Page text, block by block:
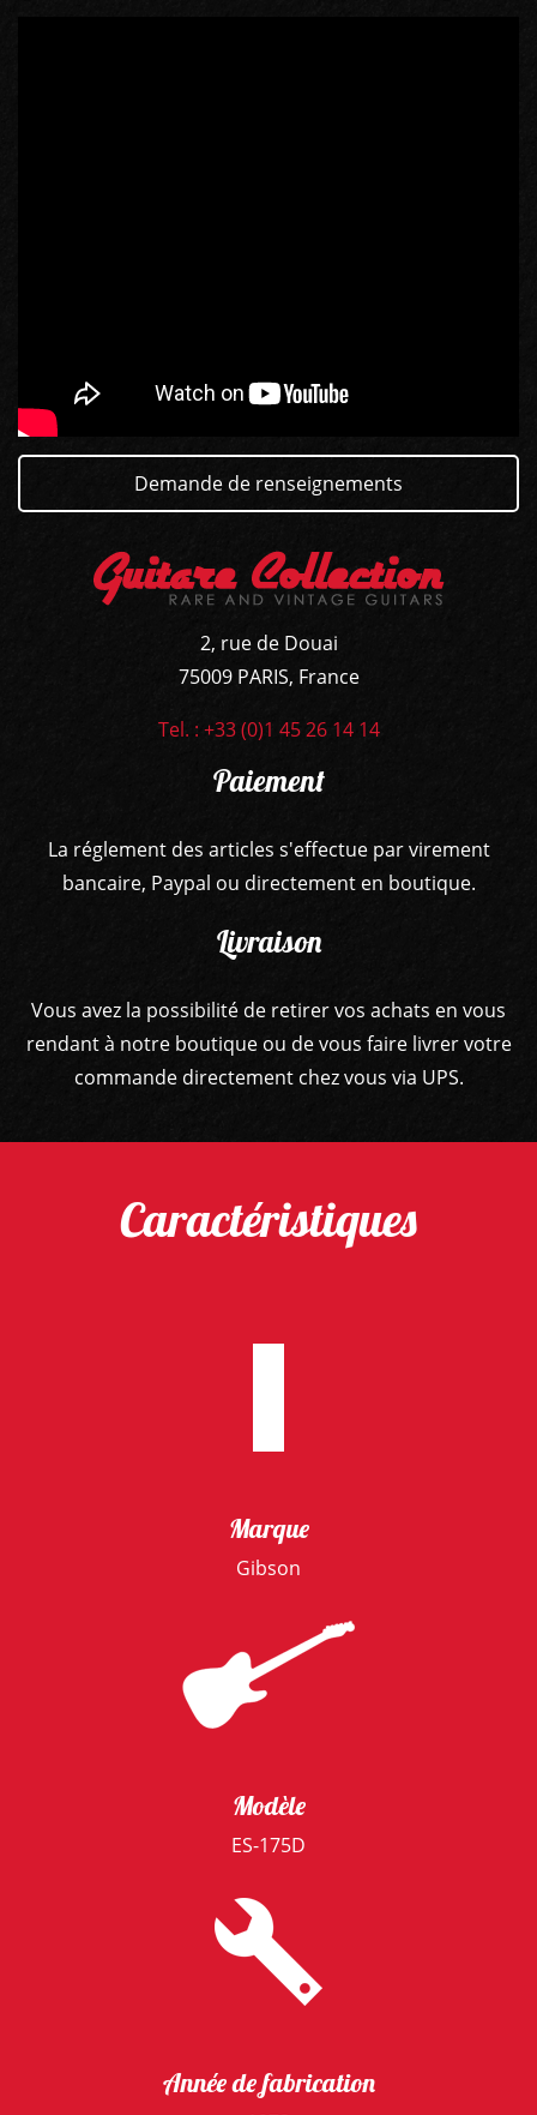
PÉDALES ET EFFETS
AUTRE
Demande de renseignements
2, rue de Douai
75009 PARIS, France
Tel. : +33 (0)1 45 26 14 14
Paiement
La réglement des articles s'effectue par virement
bancaire, Paypal ou directement en boutique.
Livraison
Vous avez la possibilité de retirer vos achats en vous
rendant à notre boutique ou de vous faire livrer votre
commande directement chez vous via UPS.
Caractéristiques
Marque
Gibson
Modèle
ES-175D
Année de fabrication